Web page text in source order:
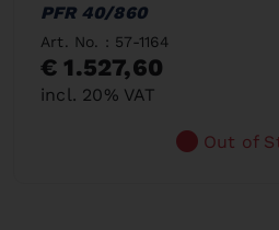
PFR 40/860
Art. No. : 57-1164
€ 1.527,60
incl. 20% VAT
Out of